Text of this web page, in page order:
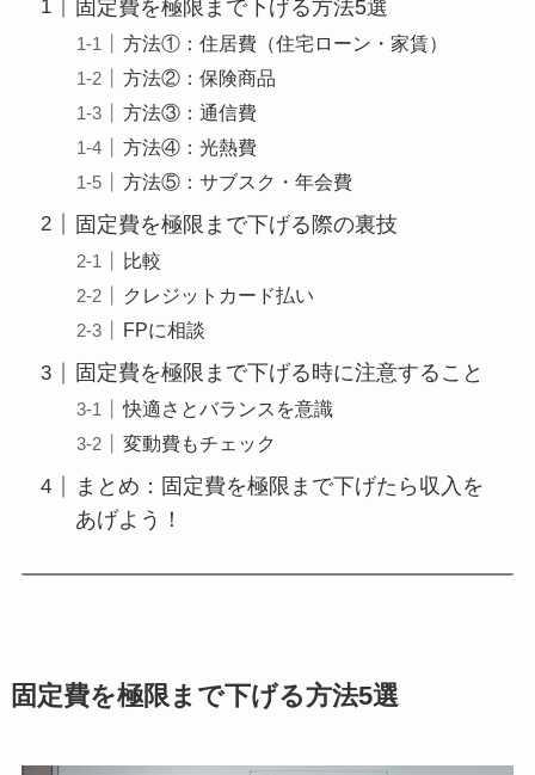
固定費を極限まで下げる方法5選
方法①：住居費（住宅ローン・家賃）
方法②：保険商品
方法③：通信費
方法④：光熱費
方法⑤：サブスク・年会費
固定費を極限まで下げる際の裏技
比較
クレジットカード払い
FPに相談
固定費を極限まで下げる時に注意すること
快適さとバランスを意識
変動費もチェック
まとめ：固定費を極限まで下げたら収入を
あげよう！
固定費を極限まで下げる方法5選